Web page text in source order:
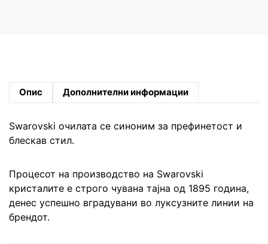
Опис Дополнителни информации
Swarovski очилата се синоним за префинетост и
блескав стил.
Процесот на производство на Swarovski
кристалите е строго чувана тајна од 1895 година,
денес успешно вградувани во луксузните линии на
брендот.